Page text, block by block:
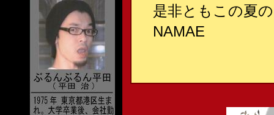
是非ともこの夏
NAMAE